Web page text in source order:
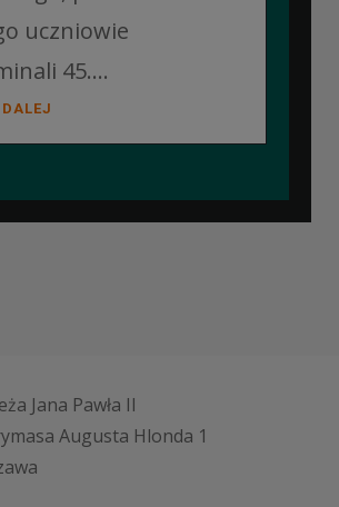
uczniowie
45....
Jana Pawła II
Augusta Hlonda 1